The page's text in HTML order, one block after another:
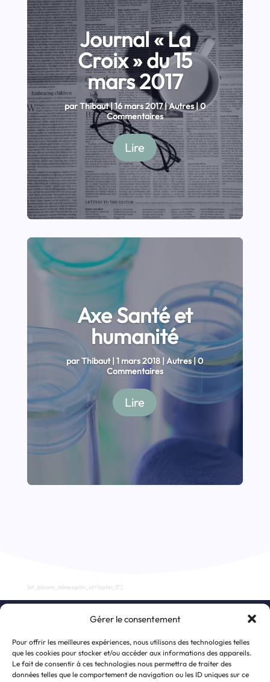
Gérer le consentement
Pour offrir les meilleures expériences, nous utilisons des technologies telles
que les cookies pour stocker et/ou accéder aux informations des appareils.
Le fait de consentir à ces technologies nous permettra de traiter des
données telles que le comportement de navigation ou les ID uniques sur ce
Journal « La
Croix » du 15
mars 2017
parThibaut|16 mars 2017|Autres| 0
Commentaires
Lire
Axe Santé et
humanité
parThibaut|1 mars 2018 |Autres| 0
Commentaires
Lire
[et_bloom_inline optin_id="optin_3"]
S’inscrire à la newsletter